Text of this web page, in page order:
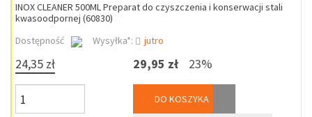
INOX CLEANER 500ML Preparat do czyszczenia i konserwacji stali
kwasoodpornej (60830)
Dostępność
Wysyłka*: jutro
24,35 zł 29,95 zł 23%
DO KOSZYKA